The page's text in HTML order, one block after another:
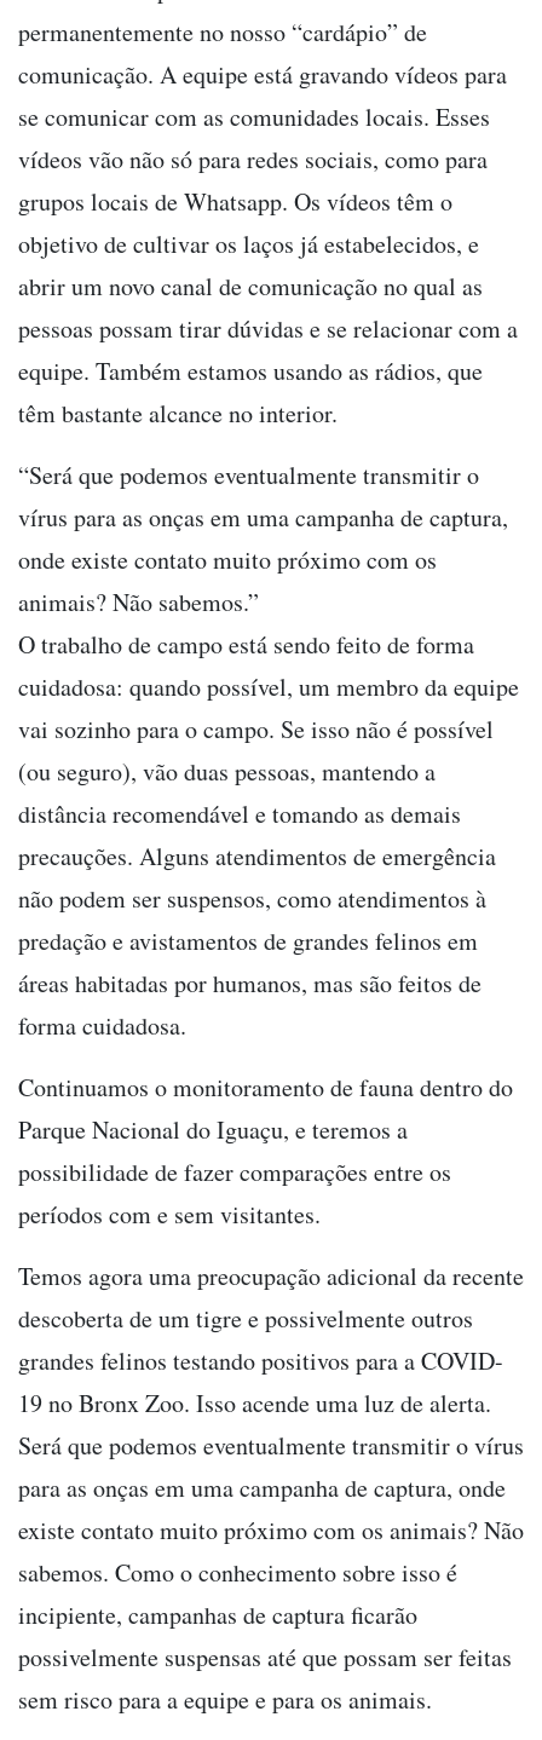
permanentemente no nosso “cardápio” de
comunicação. A equipe está gravando vídeos para
se comunicar com as comunidades locais. Esses
vídeos vão não só para redes sociais, como para
grupos locais de Whatsapp. Os vídeos têm o
objetivo de cultivar os laços já estabelecidos, e
abrir um novo canal de comunicação no qual as
pessoas possam tirar dúvidas e se relacionar com a
equipe. Também estamos usando as rádios, que
têm bastante alcance no interior.
“Será que podemos eventualmente transmitir o
vírus para as onças em uma campanha de captura,
onde existe contato muito próximo com os
animais? Não sabemos.”
O trabalho de campo está sendo feito de forma
cuidadosa: quando possível, um membro da equipe
vai sozinho para o campo. Se isso não é possível
(ou seguro), vão duas pessoas, mantendo a
distância recomendável e tomando as demais
precauções. Alguns atendimentos de emergência
não podem ser suspensos, como atendimentos à
predação e avistamentos de grandes felinos em
áreas habitadas por humanos, mas são feitos de
forma cuidadosa.
Continuamos o monitoramento de fauna dentro do
Parque Nacional do Iguaçu, e teremos a
possibilidade de fazer comparações entre os
períodos com e sem visitantes.
Temos agora uma preocupação adicional da recente
descoberta de um tigre e possivelmente outros
grandes felinos testando positivos para a COVID-
19 no Bronx Zoo. Isso acende uma luz de alerta.
Será que podemos eventualmente transmitir o vírus
para as onças em uma campanha de captura, onde
existe contato muito próximo com os animais? Não
sabemos. Como o conhecimento sobre isso é
incipiente, campanhas de captura ficarão
possivelmente suspensas até que possam ser feitas
sem risco para a equipe e para os animais.